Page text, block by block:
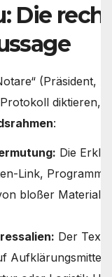
Die
(Präsident,
diktieren,
:
Die
Link,
bloßer
Der Text
Aufklärungsmittel